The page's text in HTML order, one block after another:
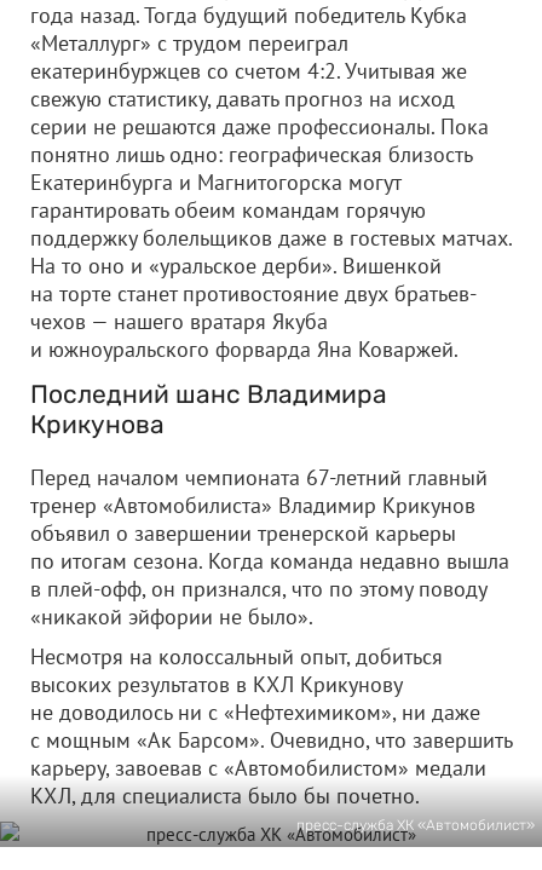
года назад. Тогда будущий победитель Кубка
«Металлург» с трудом переиграл
екатеринбуржцев со счетом 4:2. Учитывая же
свежую статистику, давать прогноз на исход
серии не решаются даже профессионалы. Пока
понятно лишь одно: географическая близость
Екатеринбурга и Магнитогорска могут
гарантировать обеим командам горячую
поддержку болельщиков даже в гостевых матчах.
На то оно и «уральское дерби». Вишенкой
на торте станет противостояние двух братьев-
чехов — нашего вратаря Якуба
и южноуральского форварда Яна Коваржей.
Последний шанс Владимира
Крикунова
Перед началом чемпионата 67-летний главный
тренер «Автомобилиста» Владимир Крикунов
объявил о завершении тренерской карьеры
по итогам сезона. Когда команда недавно вышла
в плей-офф, он признался, что по этому поводу
«никакой эйфории не было».
Несмотря на колоссальный опыт, добиться
высоких результатов в КХЛ Крикунову
не доводилось ни с «Нефтехимиком», ни даже
с мощным «Ак Барсом». Очевидно, что завершить
карьеру, завоевав с «Автомобилистом» медали
КХЛ, для специалиста было бы почетно.
пресс-служба ХК «Автомобилист»